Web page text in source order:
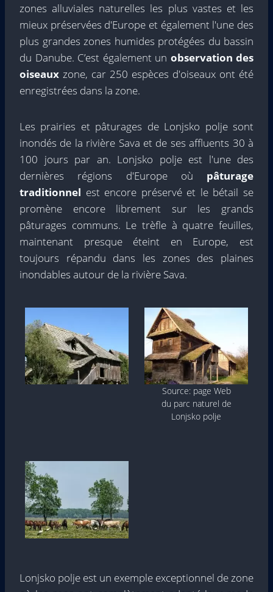
zones alluviales naturelles les plus vastes et les
mieux préservées d'Europe et également l'une des
plus grandes zones humides protégées du bassin
du Danube. C’est également un observation des
oiseaux zone, car 250 espèces d'oiseaux ont été
enregistrées dans la zone.
Les prairies et pâturages de Lonjsko polje sont
inondés de la rivière Sava et de ses affluents 30 à
100 jours par an. Lonjsko polje est l'une des
dernières régions d'Europe où pâturage
traditionnel est encore préservé et le bétail se
promène encore librement sur les grands
pâturages communs. Le trèfle à quatre feuilles,
maintenant presque éteint en Europe, est
toujours répandu dans les zones des plaines
inondables autour de la rivière Sava.
Source: page Web
du parc naturel de
Lonjsko polje
Lonjsko polje est un exemple exceptionnel de zone